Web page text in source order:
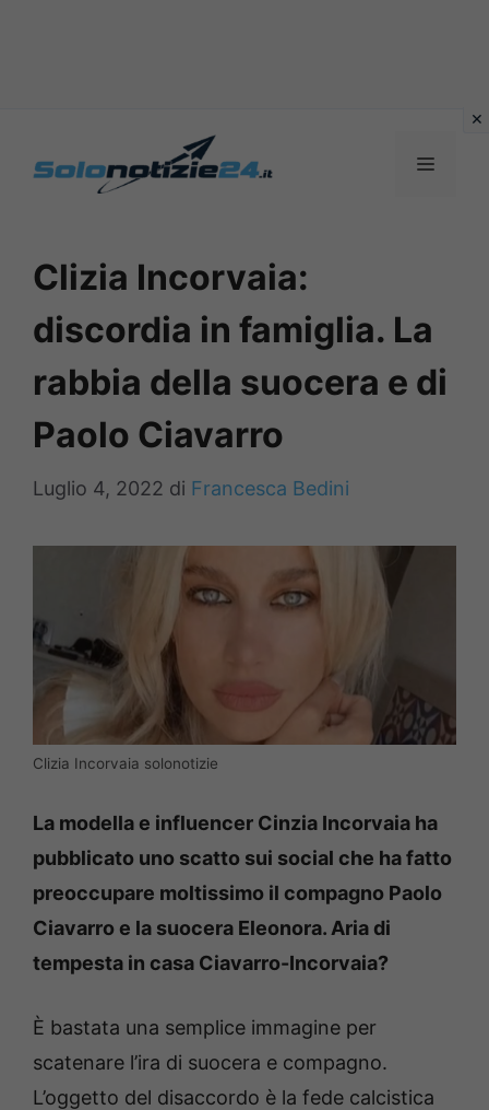
MENU
Clizia Incorvaia:
discordia in famiglia. La
rabbia della suocera e di
Paolo Ciavarro
Luglio 4, 2022 di Francesca Bedini
Clizia Incorvaia solonotizie
La modella e influencer Cinzia Incorvaia ha
pubblicato uno scatto sui social che ha fatto
preoccupare moltissimo il compagno Paolo
Ciavarro e la suocera Eleonora. Aria di
tempesta in casa Ciavarro-Incorvaia?
È bastata una semplice immagine per
scatenare l’ira di suocera e compagno.
L’oggetto del disaccordo è la fede calcistica